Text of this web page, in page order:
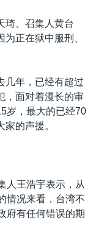
琦、召集人黄台
正在狱中服刑、
几年，已经有超过
，面对着漫长的审
岁，最大的已经70
的声援。
人王浩宇表示，从
情况来看，台湾不
府有任何错误的期